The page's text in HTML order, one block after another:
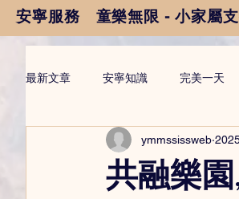
安寧服務 童樂無限 - 小家屬
最新文章 安寧知識 完美一天
共融樂
ymmssissweb